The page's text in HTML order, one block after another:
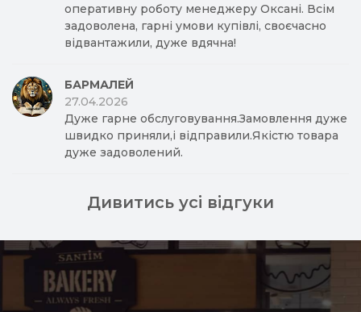
оперативну роботу менеджеру Оксані. Всім
задоволена, гарні умови купівлі, своєчасно
відвантажили, дуже вдячна!
БАРМАЛЕЙ
27.04.2026
Дуже гарне обслуговування.Замовлення дуже
швидко приняли,і відправили.Якістю товара
дуже задоволений.
Дивитись усі відгуки